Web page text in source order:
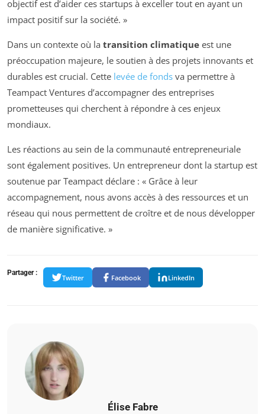
objectif est d’aider ces startups à exceller tout en ayant un
impact positif sur la société. »
Dans un contexte où la transition climatique est une
préoccupation majeure, le soutien à des projets innovants et
durables est crucial. Cette levée de fonds va permettre à
Teampact Ventures d’accompagner des entreprises
prometteuses qui cherchent à répondre à ces enjeux
mondiaux.
Les réactions au sein de la communauté entrepreneuriale
sont également positives. Un entrepreneur dont la startup est
soutenue par Teampact déclare : « Grâce à leur
accompagnement, nous avons accès à des ressources et un
réseau qui nous permettent de croître et de nous développer
de manière significative. »
Partager :
Twitter Facebook LinkedIn
Élise Fabre